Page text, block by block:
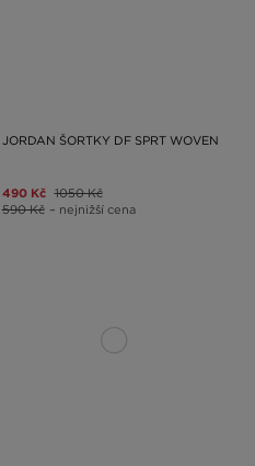
JORDAN ŠORTKY DF SPRT WOVEN
490 Kč 1050 Kč
590 Kč – nejnižší cena